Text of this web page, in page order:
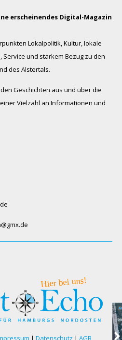
erscheinendes Digital-Magazin
Lokalpolitik, Kultur, lokale
und starkem Bezug zu den
des Alstertals.
Geschichten aus und über die
Vielzahl an Informationen und
| Datenschutz | AGB